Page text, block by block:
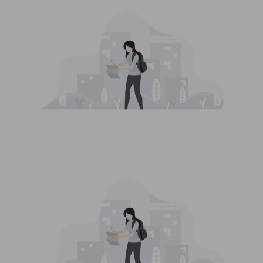
มีอายุนับร้อยปี ที่นี่ไม่เพียงแต่เหมาะสำหรับครอบครัวหรือคู่รัก แต่ยังเป็
Preciado 4Br Bungalow In Tungarli Village
4Br Bungalow In Tungarli Village
นั้นสะดวกและง่ายดาย ห
ซึ่งอยู่ห่างจากโลนาวาลาเพียง 60 กิโลเมตร การเดินทางจะสะดวกยิ่
งไปยังโลนาวาลา โดยใช้เวลาประมาณ 1 ชั่วโมงถึง 1 ชั่วโมงครึ่งในก
Bungalow ในหมู่บ้าน Tungarli
นหมู่บ้าน Tungarli คุณจะได้สัมผัสกับความงดงามของสถานที่ท่องเที่ยวที่อ
ำหรับการพักผ่อนริมแม่น้ำและการเล่นน้ำในช่วงฤดูฝน ที่นี่คุณจะได้เห็นน้
ที่ให้คุณได้พบกับรูปปั้นขี้ผึ้งของคนดังจากทั่วโลก ซึ่งเป็นสถานที่ที่